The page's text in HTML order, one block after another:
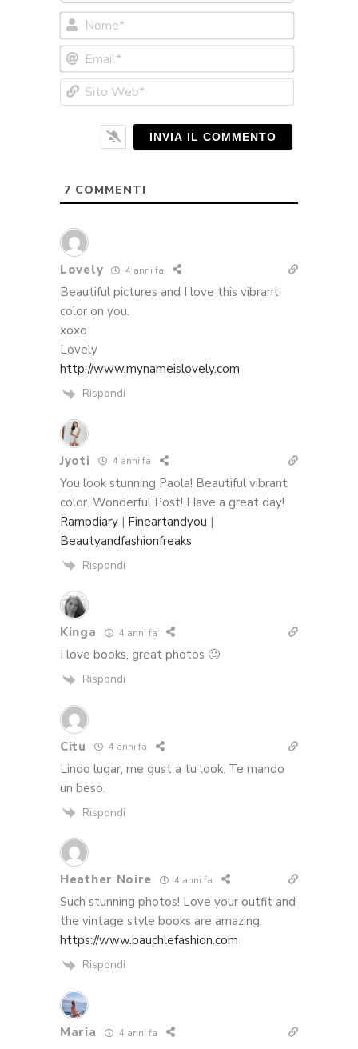
Email*
Web*
7 COMMENTI
Lovely 4 anni fa
Beautiful pictures and I love this vibrant
color on you.
xoxo
Lovely
http://www.mynameislovely.com
Rispondi
Jyoti 4 anni fa
You look stunning Paola! Beautiful vibrant
color. Wonderful Post! Have a great day!
Rampdiary | Fineartandyou |
Beautyandfashionfreaks
Rispondi
Kinga 4 anni fa
I love books, great photos 🙂
Rispondi
Citu 4 anni fa
Lindo lugar, me gust a tu look. Te mando
un beso.
Rispondi
Heather Noire 4 anni fa
Such stunning photos! Love your outfit and
the vintage style books are amazing.
https://www.bauchlefashion.com
Rispondi
Maria 4 anni fa